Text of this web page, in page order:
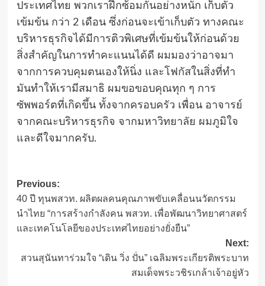
ประเทศไทย พวกเราฝึกซ้อมกันอย่างหนัก เก็บตัว
เข้มข้น กว่า 2 เดือน ซึ่งก่อนจะเข้าเก็บตัว ทางคณะ
บริหารธุรกิจได้มีการติวพิเศษที่เข้มข้นให้ก่อนด้วย
สิ่งสำคัญในการทำคะแนนได้ดี ผมมองว่าอาจมา
จากการควบคุมตนเองให้นิ่ง และโฟกัสในสิ่งที่ทำ
มันทำให้เรามีสมาธิ ผมขอขอบคุณทุก ๆ การ
ซัพพอร์ตที่เกิดขึ้น ทั้งจากครอบครัว เพื่อน อาจารย์
จากคณะบริหารธุรกิจ จากมหาวิทยาลัย ผมภูมิใจ
และดีใจมากครับ.
Post
navigation
Previous:
40 ปี ทุนพสวท. ผลิตผลคนคุณภาพขับเคลื่อนนวัตกรรม
นำไทย “การสร้างกำลังคน พสวท. เพื่อพัฒนาวิทยาศาสตร์
และเทคโนโลยีของประเทศไทยอย่างยั่งยืน”
Next:
สวนสุนันทาร่วมใจ “เดิน วิ่ง ปั่น” เฉลิมพระเกียรติพระบาท
สมเด็จพระวชิรเกล้าเจ้าอยู่หัว